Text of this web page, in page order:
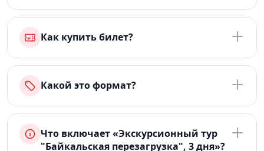
Как купить билет?
Какой это формат?
Что включает «Экскурсионный тур
"Байкальская перезагрузка", 3 дня»?